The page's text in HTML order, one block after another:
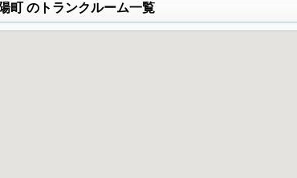
町のトランクルーム一覧